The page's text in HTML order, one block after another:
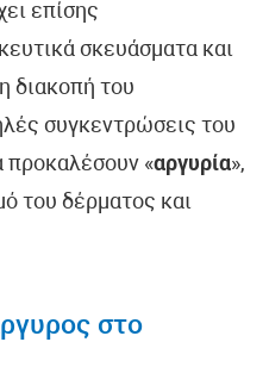
επίσης
σκευάσματα και
διακοπή του
συγκεντρώσεις του
προκαλέσουν «αργυρία»,
του δέρματος και
στο